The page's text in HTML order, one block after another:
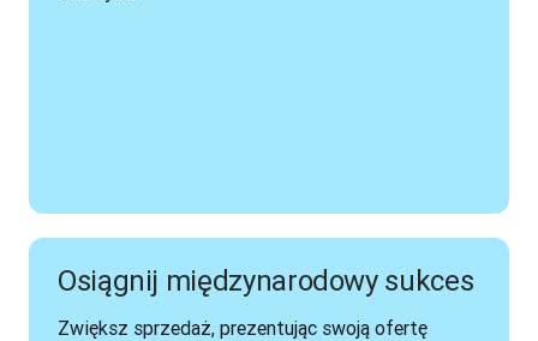
Osiągnij międzynarodowy sukces
Zwiększ sprzedaż, prezentując swoją ofertę